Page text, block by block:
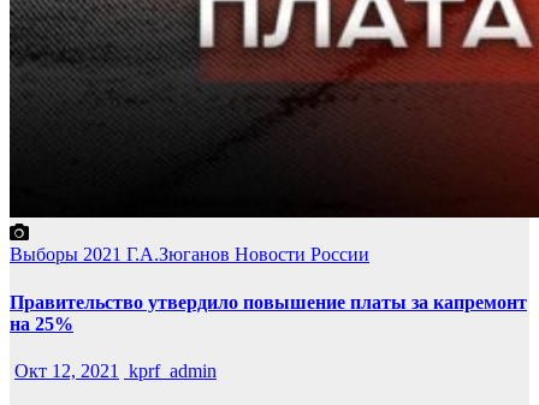
Выборы 2021 Г.А.Зюганов Новости России
Правительство утвердило повышение платы за капремонт
на 25%
Окт 12, 2021
kprf_admin